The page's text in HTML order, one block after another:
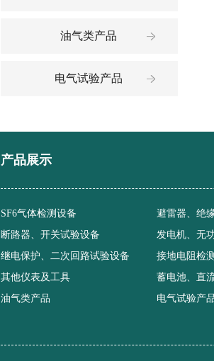
油气类产品
电气试验产品
产品展示
SF6气体检测设备
避雷器、绝
断路器、开关试验设备
发电机、无
继电保护、二次回路试验设备
接地电阻检
其他仪表及工具
蓄电池、直
油气类产品
电气试验产